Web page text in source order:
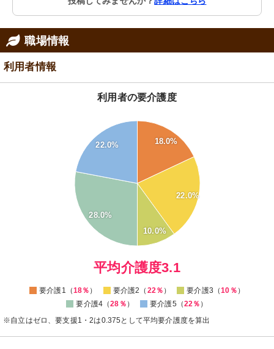
職場情報
利用者情報
利用者の要介護度
18.0%
22.0%
10.0%
28.0%
22.0%
0
平均介護度3.1
要介護1（18％ ） 要介護2（ 22％ ） 要介護3（10％ ）
要介護4（28％ ） 要介護5（22％ ）
※自立はゼロ、要支援1・2は0.375として平均要介護度を算出